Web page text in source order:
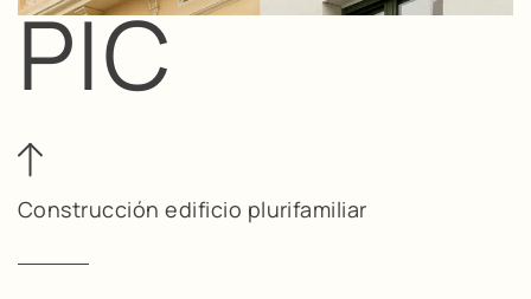
PIC
Construcción edificio plurifamiliar